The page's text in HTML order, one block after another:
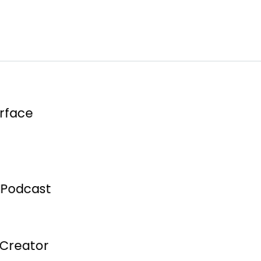
Creator